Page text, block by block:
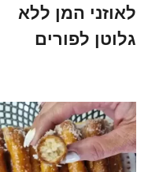
לאוזני המן ללא
גלוטן לפורים